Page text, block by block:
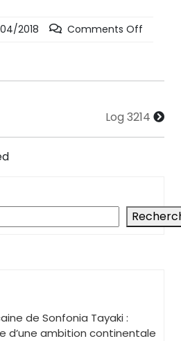
2018 Comments Off
Log 3214
de Sonfonia Tayaki :
d’une ambition continentale